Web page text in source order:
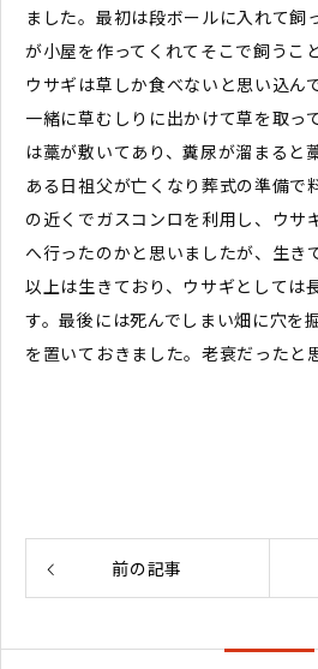
ました。最初は段ボールに入れて飼
が小屋を作ってくれてそこで飼うこ
ウサギは草しか食べないと思い込ん
一緒に草むしりに出かけて草を取っ
は藁が敷いてあり、糞尿が溜まると
ある日祖父が亡くなり葬式の準備で
の近くでガスコンロを利用し、ウサ
へ行ったのかと思いましたが、生き
以上は生きており、ウサギとしては
す。最後には死んでしまい畑に穴を
を置いておきました。老衰だったと
前の記事